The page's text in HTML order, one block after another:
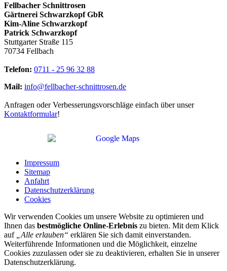
Fellbacher Schnittrosen
Gärtnerei Schwarzkopf GbR
Kim-Aline Schwarzkopf
Patrick Schwarzkopf
Stuttgarter Straße 115
70734 Fellbach
Telefon: 0711 - 25 96 32 88
Mail: info@fellbacher-schnittrosen.de
Anfragen oder Verbesserungsvorschläge einfach über unser
Kontaktformular!
Impressum
Sitemap
Anfahrt
Datenschutzerklärung
Cookies
Wir verwenden Cookies um unsere Website zu optimieren und
Ihnen das bestmögliche Online-Erlebnis zu bieten. Mit dem Klick
auf
„Alle erlauben“ erklären Sie sich damit einverstanden.
Weiterführende Informationen und die Möglichkeit, einzelne
Cookies zuzulassen oder sie zu deaktivieren, erhalten Sie in unserer
Datenschutzerklärung.